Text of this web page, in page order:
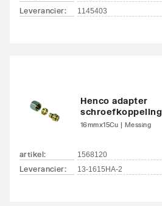
Leverancier: 1145403
Henco adapter
schroefkoppeling
16mmx15Cu | Messing
artikel: 1568120
Leverancier: 13-1615HA-2